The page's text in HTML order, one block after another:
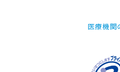
医療機関